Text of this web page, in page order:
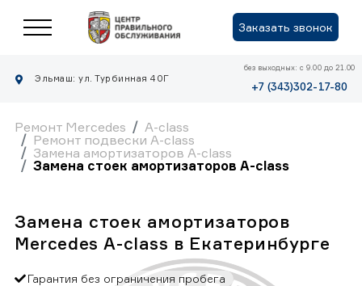
Заказать звонок
Эльмаш: ул. Турбинная 40Г
без выходных: с 9.00 до 21.00
+7 (343)302-17-80
Ремонт Mercedes
A-class
Ремонт подвески A-class
Замена амортизаторов A-class
Замена стоек амортизаторов A-class
Замена стоек амортизаторов
Mercedes A-class в Екатеринбурге
Гарантия без ограничения пробега